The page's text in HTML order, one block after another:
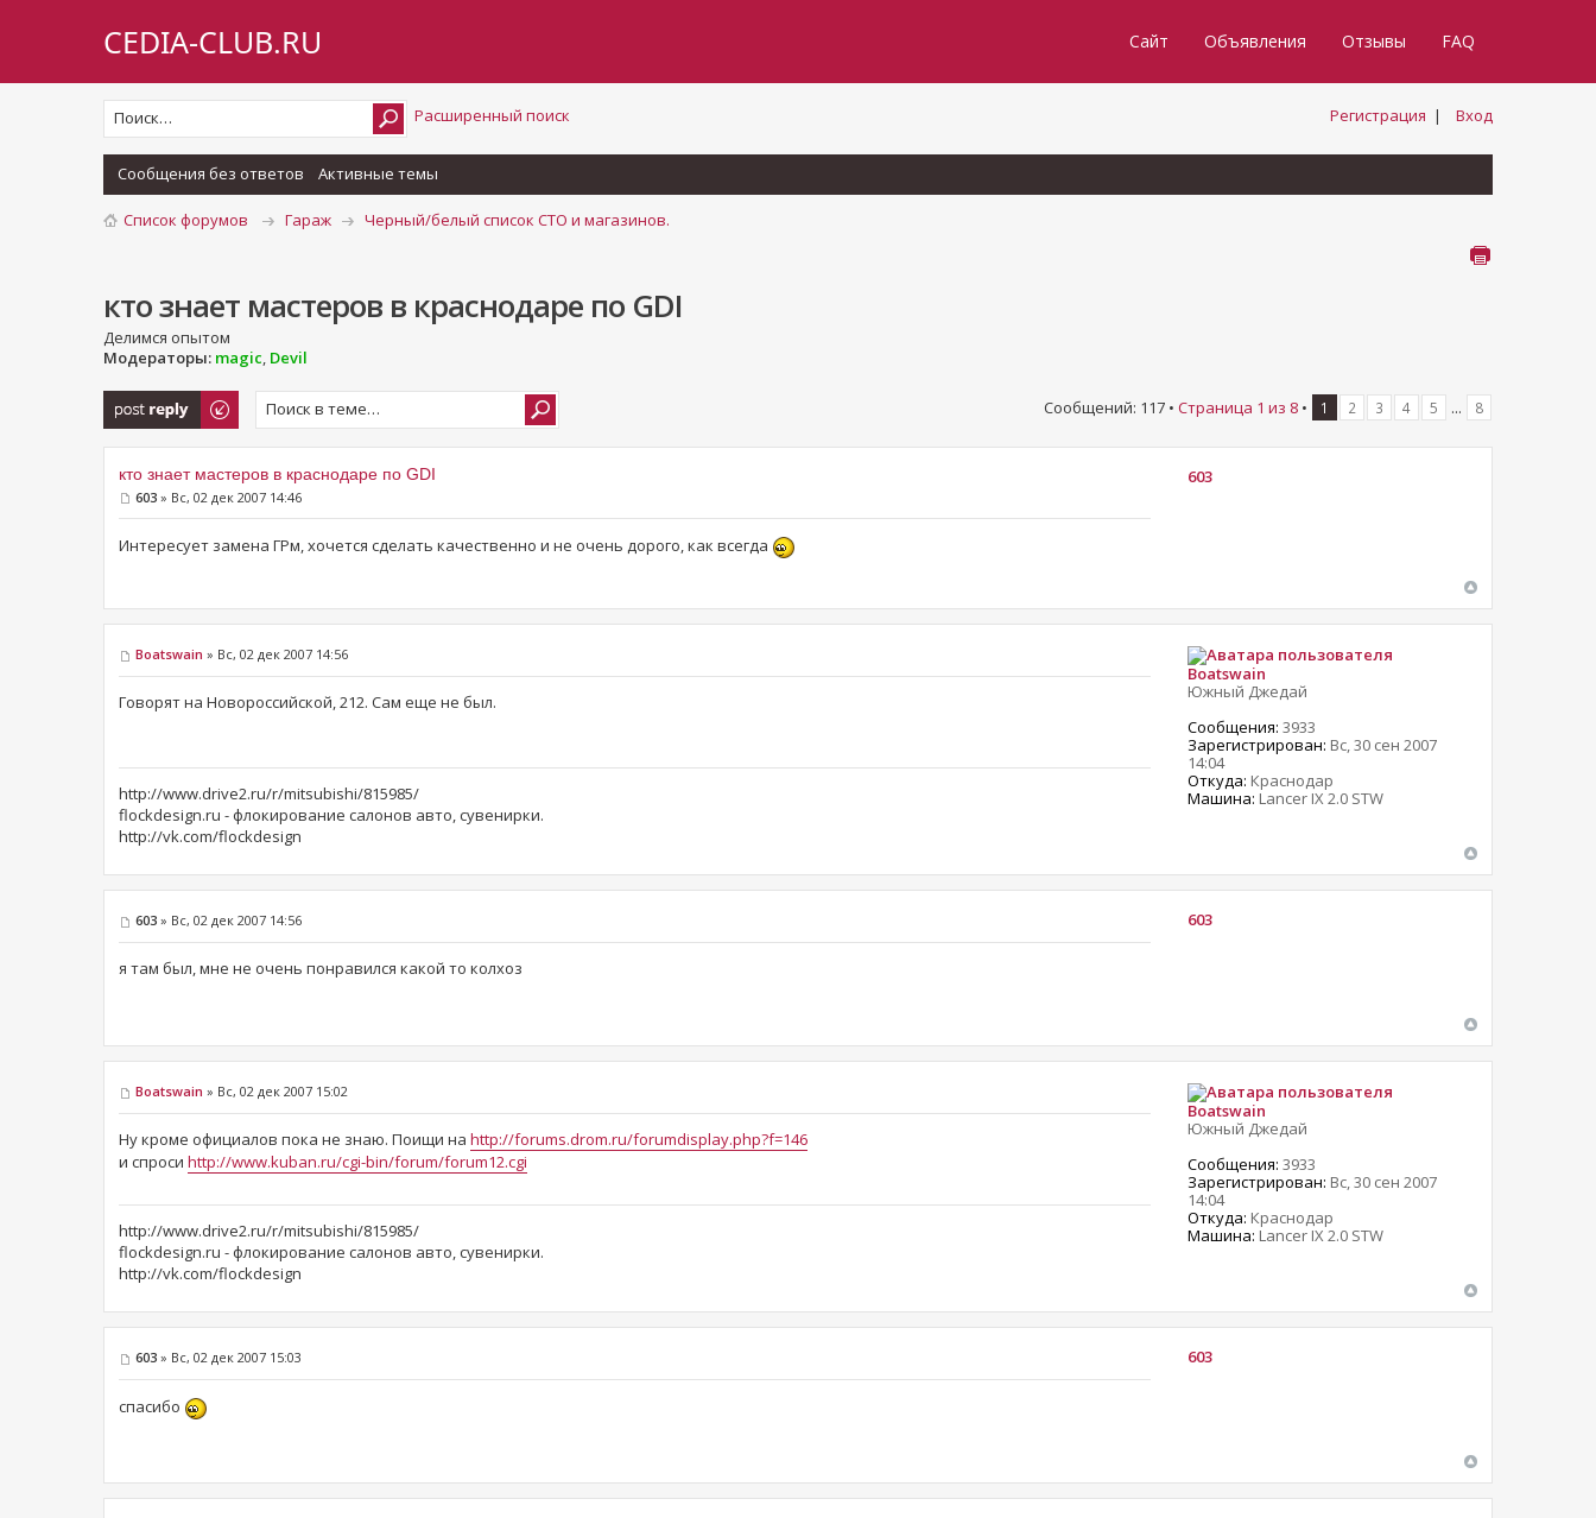
CEDIA-CLUB.RU Сайт Объявления Отзывы FAQ
Регистрация | Вход
Расширенный поиск
Сообщения без ответов Активные темы
Список форумов Гараж Черный/белый список СТО и магазинов.
кто знает мастеров в краснодаре по GDI
Делимся опытом
Модераторы: magic, Devil
Ответить Сообщений: 117 • Страница 1 из 8 • 1 2 3 4 5 ... 8
кто знает мастеров в краснодаре по GDI
603 » Вс, 02 дек 2007 14:46
Интересует замена ГРм, хочется сделать качественно и не очень дорого, как всегда
603
Boatswain » Вс, 02 дек 2007 14:56
Говорят на Новороссийской, 212. Сам еще не был.
http://www.drive2.ru/r/mitsubishi/815985/
flockdesign.ru - флокирование салонов авто, сувенирки.
http://vk.com/flockdesign
Boatswain
Южный Джедай
Сообщения: 3933
Зарегистрирован: Вс, 30 сен 2007
14:04
Откуда: Краснодар
Машина: Lancer IX 2.0 STW
603 » Вс, 02 дек 2007 14:56
я там был, мне не очень понравился какой то колхоз
603
Boatswain » Вс, 02 дек 2007 15:02
Ну кроме официалов пока не знаю. Поищи на http://forums.drom.ru/forumdisplay.php?f=146
и спроси http://www.kuban.ru/cgi-bin/forum/forum12.cgi
http://www.drive2.ru/r/mitsubishi/815985/
flockdesign.ru - флокирование салонов авто, сувенирки.
http://vk.com/flockdesign
Boatswain
Южный Джедай
Сообщения: 3933
Зарегистрирован: Вс, 30 сен 2007
14:04
Откуда: Краснодар
Машина: Lancer IX 2.0 STW
603 » Вс, 02 дек 2007 15:03
спасибо
603